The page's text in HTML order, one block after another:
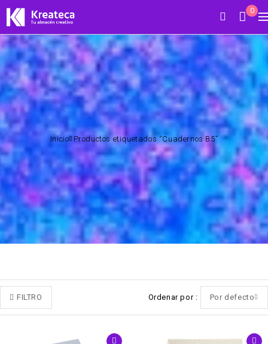
0
Inicio Productos etiquetados “Cuadernos B5”
FILTRO Ordenar por Por defecto